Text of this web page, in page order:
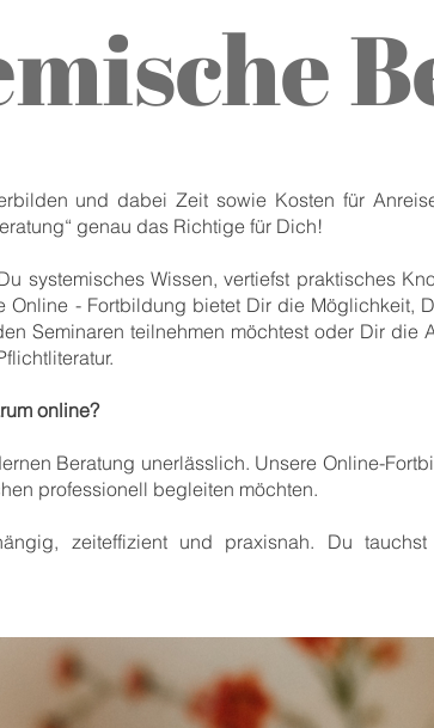
und dabei Zeit sowie Kosten für
genau das Richtige für Dich!
systemisches Wissen, vertiefst praktisches
Online - Fortbildung bietet Dir die Möglichkeit,
Seminaren teilnehmen möchtest oder Dir
online?
Beratung unerlässlich. Unsere Online-
professionell begleiten möchten.
zeiteffizient und praxisnah. Du